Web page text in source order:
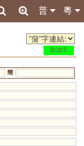
粵
普
異讀字
簡